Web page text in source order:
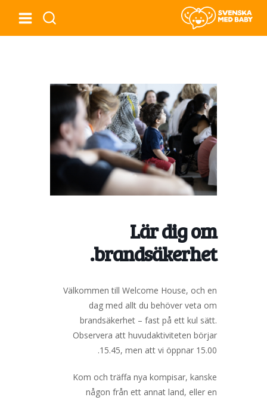
Lär dig om
brandsäkerhet.
Välkommen till Welcome House, och en
dag med allt du behöver veta om
brandsäkerhet – fast på ett kul sätt.
Observera att huvudaktiviteten börjar
15.45, men att vi öppnar 15.00.
Kom och träffa nya kompisar, kanske
någon från ett annat land, eller en